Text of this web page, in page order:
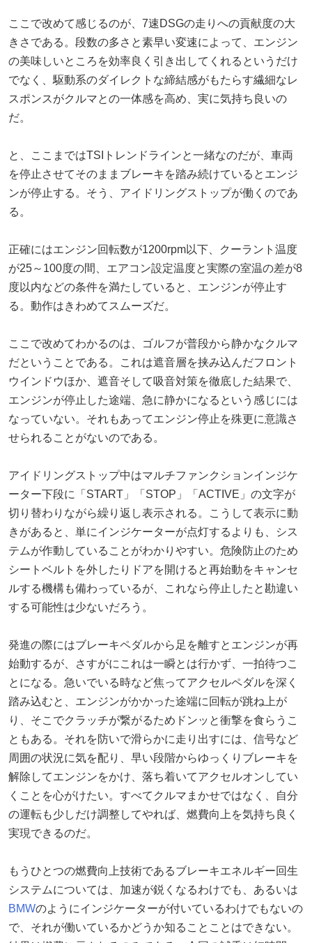
ここで改めて感じるのが、7速DSGの走りへの貢献度の大
きさである。段数の多さと素早い変速によって、エンジン
の美味しいところを効率良く引き出してくれるというだけ
でなく、駆動系のダイレクトな締結感がもたらす繊細なレ
スポンスがクルマとの一体感を高め、実に気持ち良いの
だ。
と、ここまではTSIトレンドラインと一緒なのだが、車両
を停止させてそのままブレーキを踏み続けているとエンジ
ンが停止する。そう、アイドリングストップが働くのであ
る。
正確にはエンジン回転数が1200rpm以下、クーラント温度
が25～100度の間、エアコン設定温度と実際の室温の差が8
度以内などの条件を満たしていると、エンジンが停止す
る。動作はきわめてスムーズだ。
ここで改めてわかるのは、ゴルフが普段から静かなクルマ
だということである。これは遮音層を挟み込んだフロント
ウインドウほか、遮音そして吸音対策を徹底した結果で、
エンジンが停止した途端、急に静かになるという感じには
なっていない。それもあってエンジン停止を殊更に意識さ
せられることがないのである。
アイドリングストップ中はマルチファンクションインジケ
ーター下段に「START」「STOP」「ACTIVE」の文字が
切り替わりながら繰り返し表示される。こうして表示に動
きがあると、単にインジケーターが点灯するよりも、シス
テムが作動していることがわかりやすい。危険防止のため
シートベルトを外したりドアを開けると再始動をキャンセ
ルする機構も備わっているが、これなら停止したと勘違い
する可能性は少ないだろう。
発進の際にはブレーキペダルから足を離すとエンジンが再
始動するが、さすがにこれは一瞬とは行かず、一拍待つこ
とになる。急いでいる時など焦ってアクセルペダルを深く
踏み込むと、エンジンがかかった途端に回転が跳ね上が
り、そこでクラッチが繋がるためドンッと衝撃を食らうこ
ともある。それを防いで滑らかに走り出すには、信号など
周囲の状況に気を配り、早い段階からゆっくりブレーキを
解除してエンジンをかけ、落ち着いてアクセルオンしてい
くことを心がけたい。すべてクルマまかせではなく、自分
の運転も少しだけ調整してやれば、燃費向上を気持ち良く
実現できるのだ。
もうひとつの燃費向上技術であるブレーキエネルギー回生
システムについては、加速が鋭くなるわけでも、あるいは
BMWのようにインジケーターが付いているわけでもないの
で、それが働いているかどうか知ることことはできない。